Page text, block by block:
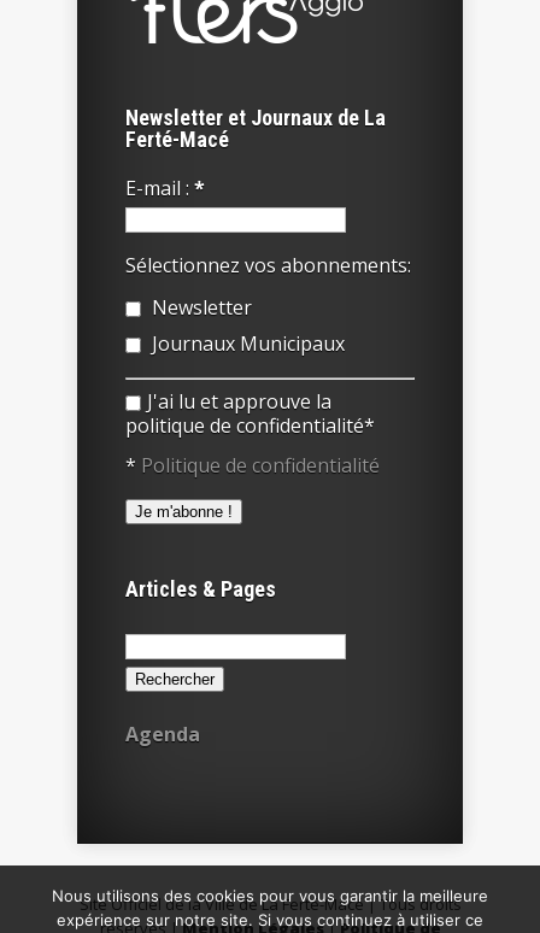
Newsletter et Journaux de La
Ferté-Macé
E-mail : *
Sélectionnez vos abonnements:
Newsletter
Journaux Municipaux
J'ai lu et approuve la
politique de confidentialité*
* Politique de confidentialité
Articles & Pages
Rechercher :
Agenda
Site Officiel de la Ville de La Ferté-Macé | Tous droits
Nous utilisons des cookies pour vous garantir la meilleure
expérience sur notre site. Si vous continuez à utiliser ce